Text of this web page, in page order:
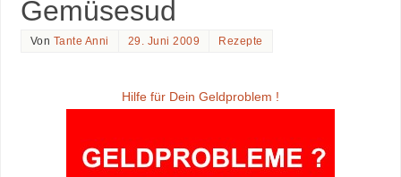
Gemüsesud
Von Tante Anni 29. Juni 2009 Rezepte
Hilfe für Dein Geldproblem !